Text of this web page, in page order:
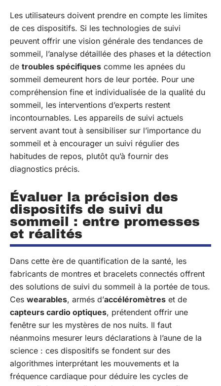
Les utilisateurs doivent prendre en compte les limites
de ces dispositifs. Si les technologies de suivi
peuvent offrir une vision générale des tendances de
sommeil, l’analyse détaillée des phases et la détection
de troubles spécifiques comme les apnées du
sommeil demeurent hors de leur portée. Pour une
compréhension fine et individualisée de la qualité du
sommeil, les interventions d’experts restent
incontournables. Les appareils de suivi actuels
servent avant tout à sensibiliser sur l’importance du
sommeil et à encourager un suivi régulier des
habitudes de repos, plutôt qu’à fournir des
diagnostics précis.
Évaluer la précision des
dispositifs de suivi du
sommeil : entre promesses
et réalités
Dans cette ère de quantification de la santé, les
fabricants de montres et bracelets connectés offrent
des solutions de suivi du sommeil à la portée de tous.
Ces wearables, armés d’accéléromètres et de
capteurs cardio optiques, prétendent offrir une
fenêtre sur les mystères de nos nuits. Il faut
néanmoins mesurer leurs déclarations à l’aune de la
science : ces dispositifs se fondent sur des
algorithmes interprétant les mouvements et la
fréquence cardiaque pour déduire les cycles de